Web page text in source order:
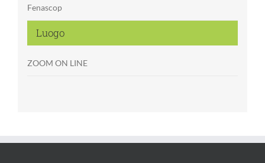
Luogo
ZOOM ON LINE
Fenascop